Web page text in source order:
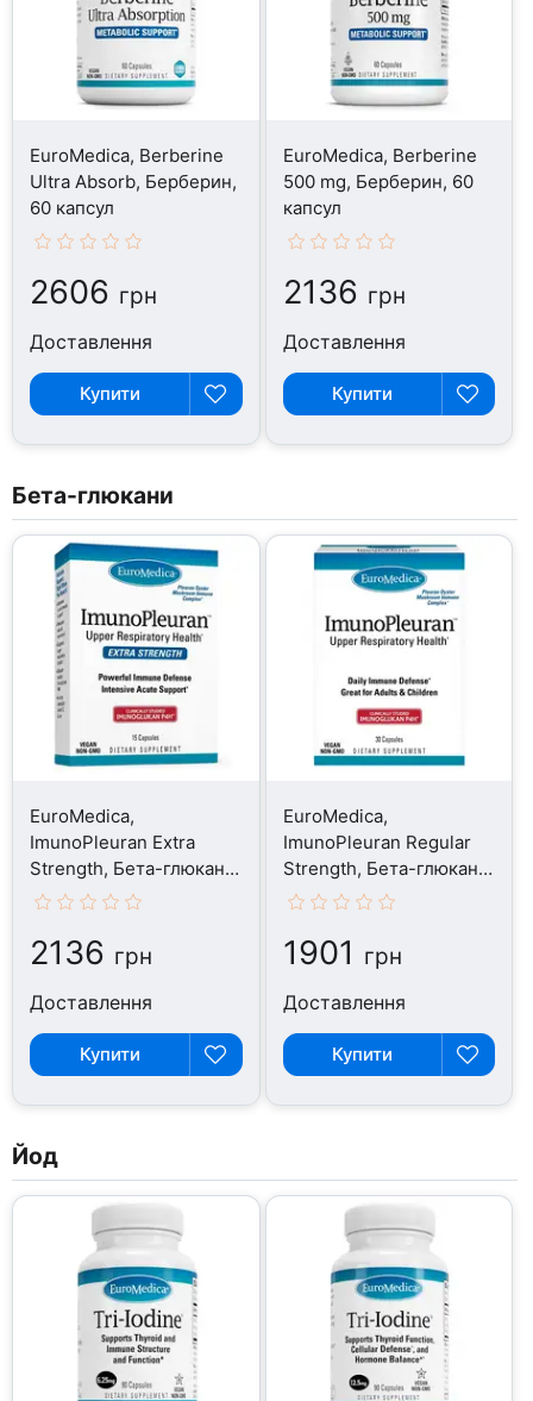
EuroMedica, Berberine
Ultra Absorb, Берберин,
60 капсул
2606 грн
Доставлення
Купити
EuroMedica, Berberine
500 mg, Берберин, 60
капсул
2136 грн
Доставлення
Купити
Бета-глюкани
EuroMedica,
ImunoPleuran Extra
Strength, Бета-глюкани,
15 капсул
2136 грн
Доставлення
Купити
EuroMedica,
ImunoPleuran Regular
Strength, Бета-глюкани,
30 капсул
1901 грн
Доставлення
Купити
Йод